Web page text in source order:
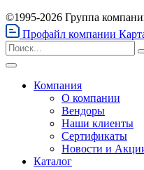
©1995-2026 Группа
Профайл компании
Компания
О компании
Вендоры
Наши клиенты
Сертификаты
Новости и
Каталог